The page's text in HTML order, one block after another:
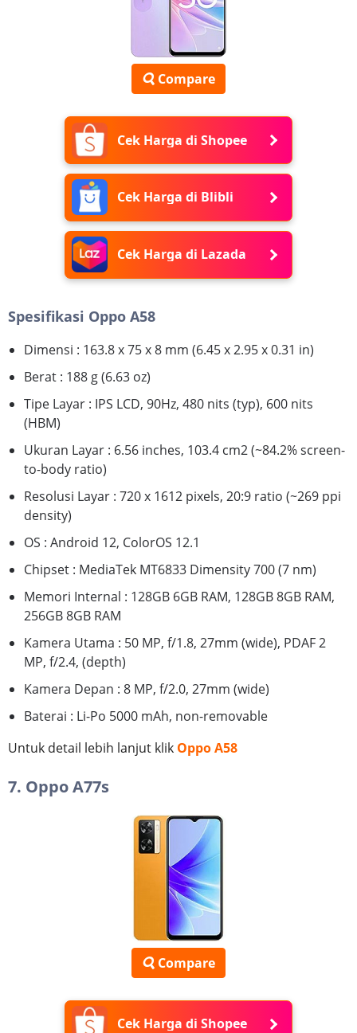
Compare
Cek Harga di Shopee
Cek Harga di Blibli
Cek Harga di Lazada
Spesifikasi Oppo A58
Dimensi : 163.8 x 75 x 8 mm (6.45 x 2.95 x 0.31 in)
Berat : 188 g (6.63 oz)
Tipe Layar : IPS LCD, 90Hz, 480 nits (typ), 600 nits
(HBM)
Ukuran Layar : 6.56 inches, 103.4 cm2 (~84.2% screen-
to-body ratio)
Resolusi Layar : 720 x 1612 pixels, 20:9 ratio (~269 ppi
density)
OS : Android 12, ColorOS 12.1
Chipset : MediaTek MT6833 Dimensity 700 (7 nm)
Memori Internal : 128GB 6GB RAM, 128GB 8GB RAM,
256GB 8GB RAM
Kamera Utama : 50 MP, f/1.8, 27mm (wide), PDAF 2
MP, f/2.4, (depth)
Kamera Depan : 8 MP, f/2.0, 27mm (wide)
Baterai : Li-Po 5000 mAh, non-removable
Untuk detail lebih lanjut klik Oppo A58
7. Oppo A77s
Compare
Cek Harga di Shopee